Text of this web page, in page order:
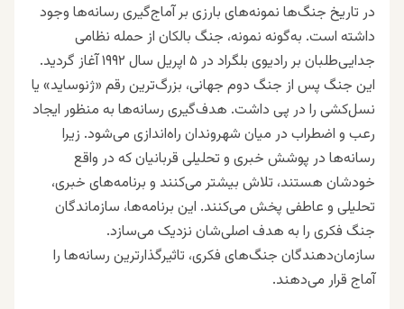
در تاریخ جنگ‌ها نمونه‌های بارزی بر آماج‌گیری رسانه‌ها وجود
داشته است. به‌گونه‌ نمونه، جنگ بالکان از حمله‌ نظامی
جدایی‌طلبان بر رادیوی بلگراد در ۵ اپریل سال ۱۹۹۲ آغاز گردید.
این جنگ پس از جنگ دوم جهانی، بزرگ‌ترین رقم «ژنوساید» یا
نسل‌کشی را در پی داشت. هدف‌گیری رسانه‌ها به منظور ایجاد
رعب و اضطراب در میان شهروندان راه‌اندازی می‌شود. زیرا
رسانه‌ها در پوشش خبری و تحلیلی قربانیان که در واقع
خود‌شان هستند، تلاش بیشتر می‌کنند و برنامه‌های خبری،
تحلیلی و عاطفی پخش می‌کنند. این برنامه‌ها، سازماند‌‌گان
جنگ فکری را به هدف اصلی‌شان نزدیک می‌سازد.
سازمان‌دهند‌‌گان جنگ‌های فکری، تاثیرگذارترین رسانه‌ها را
آماج قرار می‌دهند.